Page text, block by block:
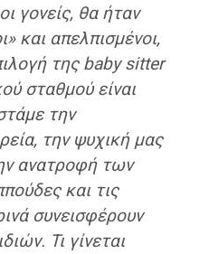
γονείς, θα ήταν
και απελπισμένοι,
της baby sitter
σταθμού είναι
την
την ψυχική μας
ανατροφή των
και τις
συνεισφέρουν
Τι γίνεται